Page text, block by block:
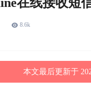
8.6k
本文最后更新于